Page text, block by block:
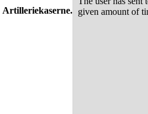
Artilleriekaserne.